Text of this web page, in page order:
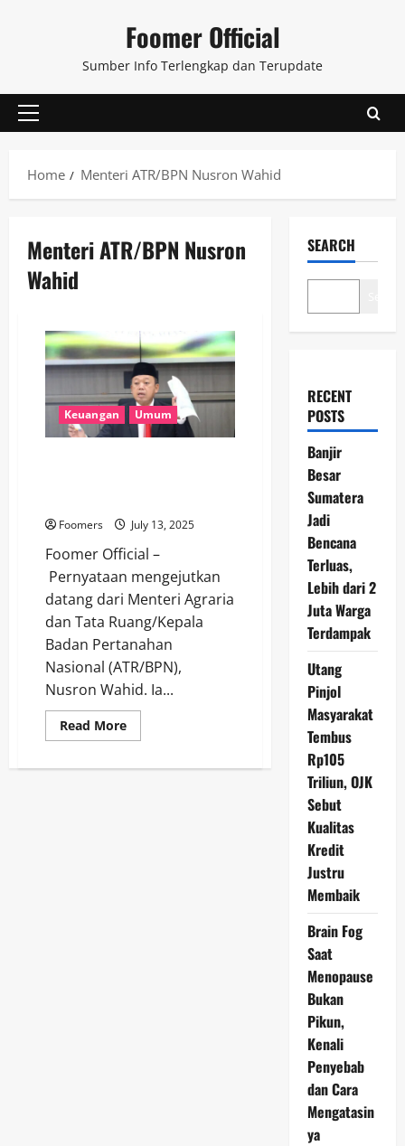
Foomer Official
Sumber Info Terlengkap dan Terupdate
Primary
Home
Menteri ATR/BPN Nusron Wahid
Menteri ATR/BPN Nusron
Wahid
Keuangan Umum
Foomers July 13, 2025
Foomer Official –
Pernyataan mengejutkan
datang dari Menteri Agraria
dan Tata Ruang/Kepala
Badan Pertanahan
Nasional (ATR/BPN),
Nusron Wahid. Ia...
Read MoreRead
more
Setengah
SEARCH
RECENT
POSTS
Banjir
Besar
Sumatera
Jadi
Bencana
Terluas,
Lebih dari 2
Juta Warga
Terdampak
Utang
Pinjol
Masyarakat
Tembus
Rp105
Triliun, OJK
Sebut
Kualitas
Kredit
Justru
Membaik
Brain Fog
Saat
Menopause
Bukan
Pikun,
Kenali
Penyebab
dan Cara
Mengatasin
ya